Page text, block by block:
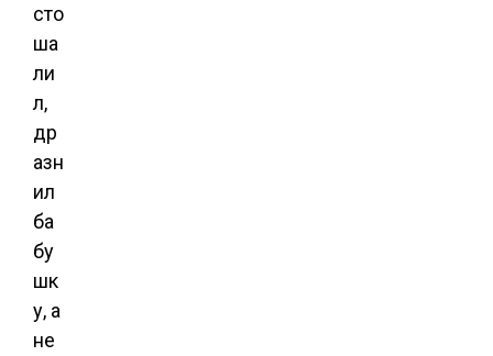
сто
ша
ли
л,
др
азн
ил
ба
бу
шк
у, а
не